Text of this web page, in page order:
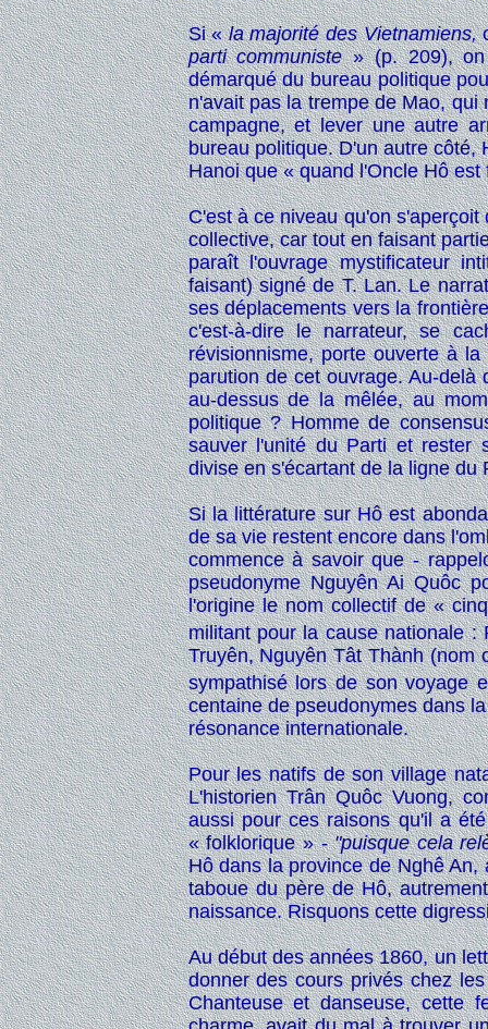
Si «la majorité des Vietnamiens,
parti communiste» (p. 209), on
démarqué du bureau politique
n'avait pas la trempe de Mao,
campagne, et lever une autre
bureau politique. D'un autre côté,
Hanoi que « quand l'Oncle Hô
C'est à ce niveau qu'on
collective, car tout en faisant
paraît l'ouvrage mystificateur
faisant) signé de T. Lan. Le
ses déplacements vers la
c'est-à-dire le narrateur, se
révisionnisme, porte ouverte à
parution de cet ouvrage. Au-delà
au-dessus de la mêlée, au
politique ? Homme de
sauver l'unité du Parti et rester
divise en s'écartant de la ligne du
Si la littérature sur Hô est
de sa vie restent encore dans
commence à savoir que -
pseudonyme Nguyên Ai Quôc
l'origine le nom collectif de «
militant pour la cause nationale
Truyên, Nguyên Tât Thành (nom
sympathisé lors de son voyage
centaine de pseudonymes dans
résonance internationale.
Pour les natifs de son village
L'historien Trân Quôc Vuong,
aussi pour ces raisons qu'il a
« folklorique » -"puisque cela
Hô dans la province de Nghê
taboue du père de Hô,
naissance. Risquons cette
Au début des années 1860, un
donner des cours privés chez
Chanteuse et danseuse, cette